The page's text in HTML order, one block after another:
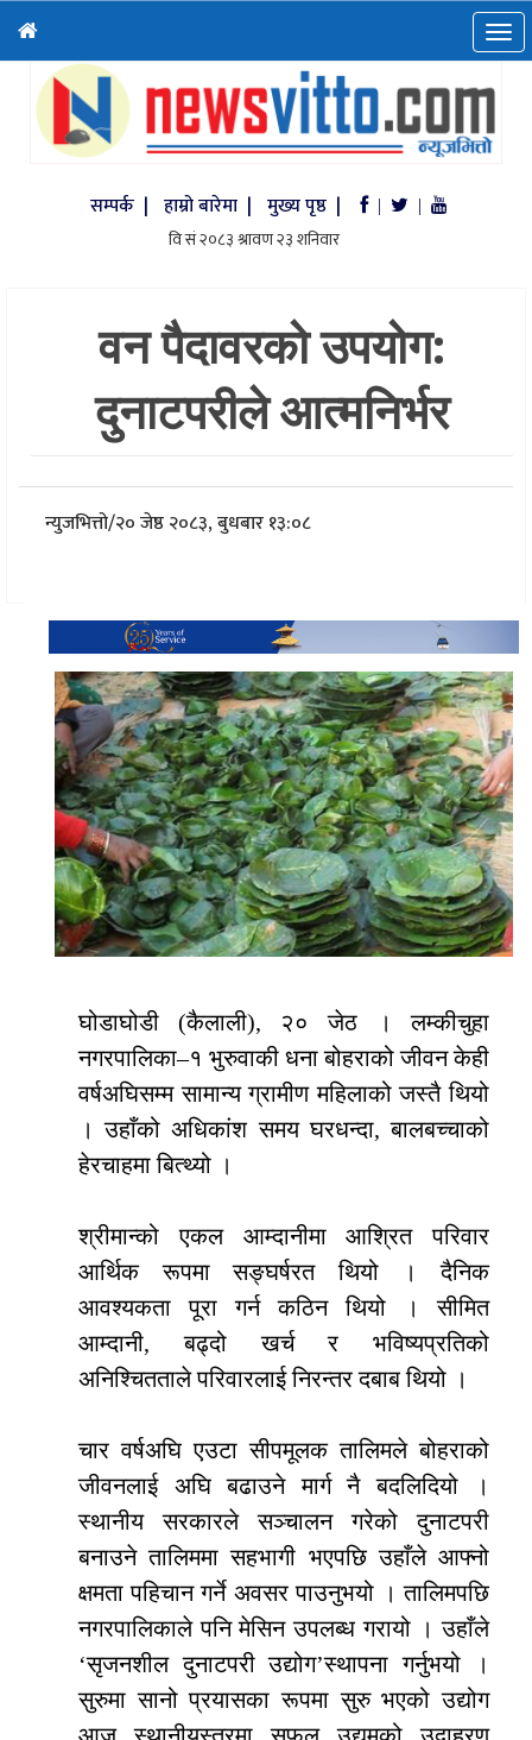
सम्पर्क | हाम्रो बारेमा | मुख्य पृष्ठ | | |
वन पैदावरको उपयोग:
दुनाटपरीले आत्मनिर्भर
न्युजभित्तो/२० जेष्ठ २०८३, बुधबार १३:०८
घोडाघोडी (कैलाली), २० जेठ । लम्कीचुहा
नगरपालिका–१ भुरुवाकी धना बोहराको जीवन केही
वर्षअघिसम्म सामान्य ग्रामीण महिलाको जस्तै थियो
। उहाँको अधिकांश समय घरधन्दा, बालबच्चाको
हेरचाहमा बित्थ्यो ।
श्रीमान्को एकल आम्दानीमा आश्रित परिवार
आर्थिक रूपमा सङ्घर्षरत थियो । दैनिक
आवश्यकता पूरा गर्न कठिन थियो । सीमित
आम्दानी, बढ्दो खर्च र भविष्यप्रतिको
अनिश्चितताले परिवारलाई निरन्तर दबाब थियो ।
चार वर्षअघि एउटा सीपमूलक तालिमले बोहराको
जीवनलाई अघि बढाउने मार्ग नै बदलिदियो ।
स्थानीय सरकारले सञ्चालन गरेको दुनाटपरी
बनाउने तालिममा सहभागी भएपछि उहाँले आफ्नो
क्षमता पहिचान गर्ने अवसर पाउनुभयो । तालिमपछि
नगरपालिकाले पनि मेसिन उपलब्ध गरायो । उहाँले
‘सृजनशील दुनाटपरी उद्योग’स्थापना गर्नुभयो ।
सुरुमा सानो प्रयासका रूपमा सुरु भएको उद्योग